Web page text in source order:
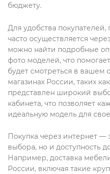
бюджету.
Для удобства
часто осуществляется
можно найти подробные
фото моделей, что
будет смотреться в вашем
магазинах России, таких
представлен широкий
кабинета, что позволяет
идеальную модель для
Покупка через интернет —
выбора, но и доступность
Например, доставка
России, включая такие